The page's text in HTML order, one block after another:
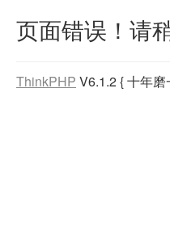
页面错误！请
ThinkPHP V6.1.2{ 十年